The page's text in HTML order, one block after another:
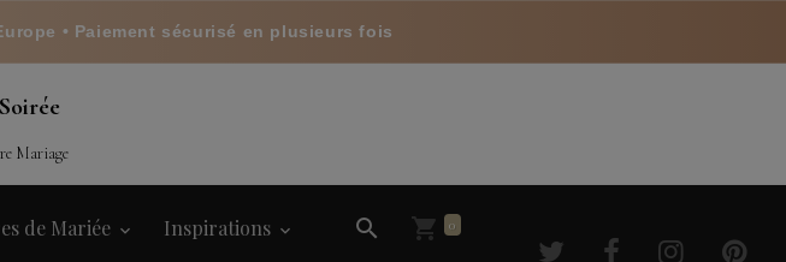
• Paiement sécurisé en plusieurs fois
Mariage
de Mariée
Inspirations
0